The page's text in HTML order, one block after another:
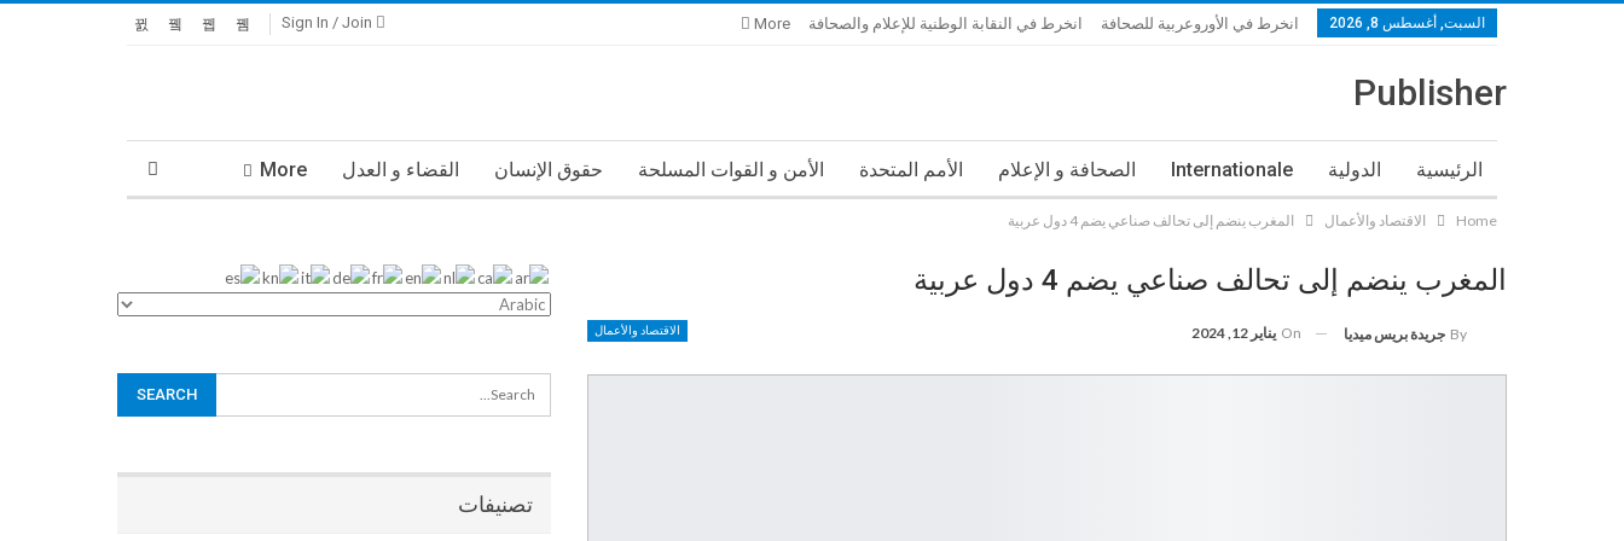
السبت, أغسطس 8, 2026 انخرط في الأوروعربية للصحافة انخرط في النقابة الوطنية للإعلام والصحافة More
Publisher
الرئيسية الدولية Internationale الصحافة و الإعلام الأمم المتحدة الأمن و القوات المسلحة حقوق الإنسان القضاء و العدل More
Home الاقتصاد والأعمال المغرب ينضم إلى تحالف صناعي يضم 4 دول عربية
المغرب ينضم إلى تحالف صناعي يضم 4 دول عربية
الاقتصاد والأعمال By جريدة بريس ميديا On يناير 12, 2024
تصنيفات